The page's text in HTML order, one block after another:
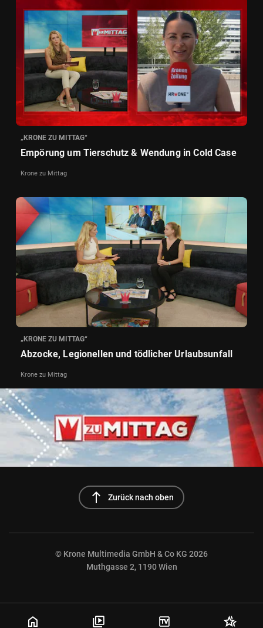
„KRONE ZU MITTAG“
Empörung um Tierschutz & Wendung in Cold Case
Krone zu Mittag
„KRONE ZU MITTAG“
Abzocke, Legionellen und tödlicher Urlaubsunfall
Krone zu Mittag
north Zurück nach oben
© Krone Multimedia GmbH & Co KG 2026
Muthgasse 2, 1190 Wien
NaN%